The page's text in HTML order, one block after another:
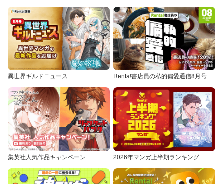
異世界ギルドニュース Renta!書店員の私的偏愛通信8月号
集英社人気作品キャンペーン 2026年マンガ上半期ランキング